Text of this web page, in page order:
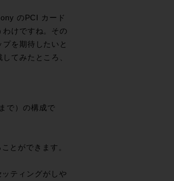
のPCI カード
けですね。その
を期待したいと
てみたところ、
で）の構成で
とができます。
ティングがしや